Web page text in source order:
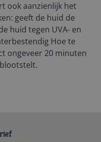
ook aanzienlijk het
geeft de huid de
huid tegen UVA- en
Hoe te
ongeveer 20 minuten